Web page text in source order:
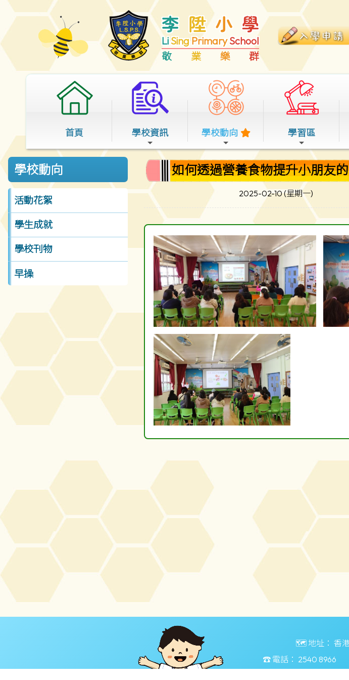
李 陞 小 學
LiSingPrimarySchool
敬
業 樂 群
首頁 學校資訊 學校動向 學習區
學校動向
活動花絮
學生成就
學校刊物
早操
如何透過營養食物提升小朋友
2025-02-10 (星期一)
🗺️ 地址： 香
☎️ 電話： 2540 8966